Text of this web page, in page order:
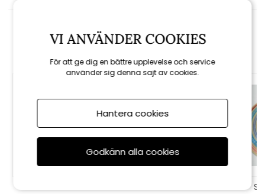
Rekommenderade tillbehör
Sommarhatt till
Solskärm med
VI ANVÄNDER COOKIES
För att ge dig en bättre upplevelse och service
använder sig denna sajt av cookies.
Hantera cookies
Godkänn alla cookies